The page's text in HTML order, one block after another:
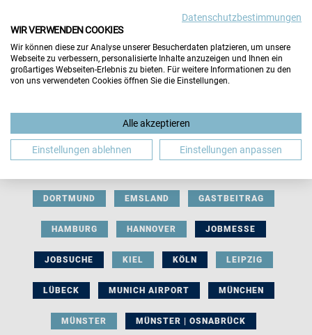
BERUFLICHE ORIENTIERUNG BEWERBUNG
DORTMUND EMSLAND GASTBEITRAG
HAMBURG HANNOVER JOBMESSE
JOBSUCHE KIEL KÖLN LEIPZIG
LÜBECK MUNICH AIRPORT MÜNCHEN
MÜNSTER MÜNSTER | OSNABRÜCK
Datenschutzbestimmungen
WIR VERWENDEN COOKIES
Wir können diese zur Analyse unserer Besucherdaten platzieren, um unsere
Webseite zu verbessern, personalisierte Inhalte anzuzeigen und Ihnen ein
großartiges Webseiten-Erlebnis zu bieten. Für weitere Informationen zu den
von uns verwendeten Cookies öffnen Sie die Einstellungen.
Alle akzeptieren
Einstellungen ablehnen Einstellungen anpassen